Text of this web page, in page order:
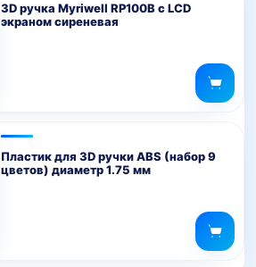
3D ручка Myriwell RP100B с LCD
экраном сиреневая
Пластик для 3D ручки ABS (набор 9
цветов) диаметр 1.75 мм